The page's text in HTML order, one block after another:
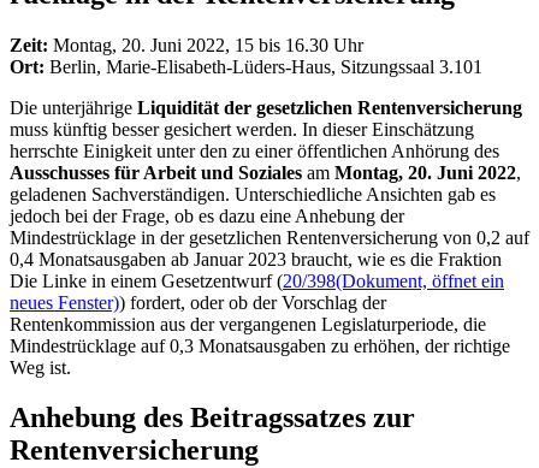
Zeit: Montag, 20. Juni 2022, 15 bis 16.30 Uhr
Ort: Berlin, Marie-Elisabeth-Lüders-Haus, Sitzungssaal 3.101
Die unterjährige Liquidität der gesetzlichen Rentenversicherung
muss künftig besser gesichert werden. In dieser Einschätzung
herrschte Einigkeit unter den zu einer öffentlichen Anhörung des
Ausschusses für Arbeit und Soziales am Montag, 20. Juni 2022,
geladenen Sachverständigen. Unterschiedliche Ansichten gab es
jedoch bei der Frage, ob es dazu eine Anhebung der
Mindestrücklage in der gesetzlichen Rentenversicherung von 0,2 auf
0,4 Monatsausgaben ab Januar 2023 braucht, wie es die Fraktion
Die Linke in einem Gesetzentwurf (20/398(Dokument, öffnet ein
neues Fenster)) fordert, oder ob der Vorschlag der
Rentenkommission aus der vergangenen Legislaturperiode, die
Mindestrücklage auf 0,3 Monatsausgaben zu erhöhen, der richtige
Weg ist.
Anhebung des Beitragssatzes zur
Rentenversicherung